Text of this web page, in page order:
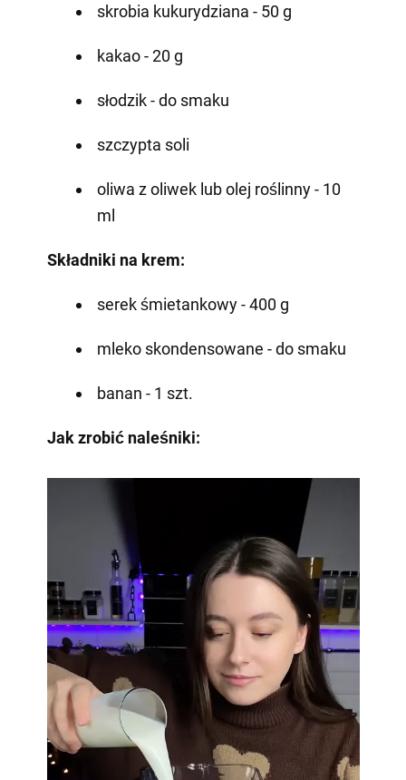
skrobia kukurydziana - 50 g
kakao - 20 g
słodzik - do smaku ⠀
szczypta soli
oliwa z oliwek lub olej roślinny - 10
ml
Składniki na krem:
serek śmietankowy - 400 g
mleko skondensowane - do smaku
banan - 1 szt.
Jak zrobić naleśniki: